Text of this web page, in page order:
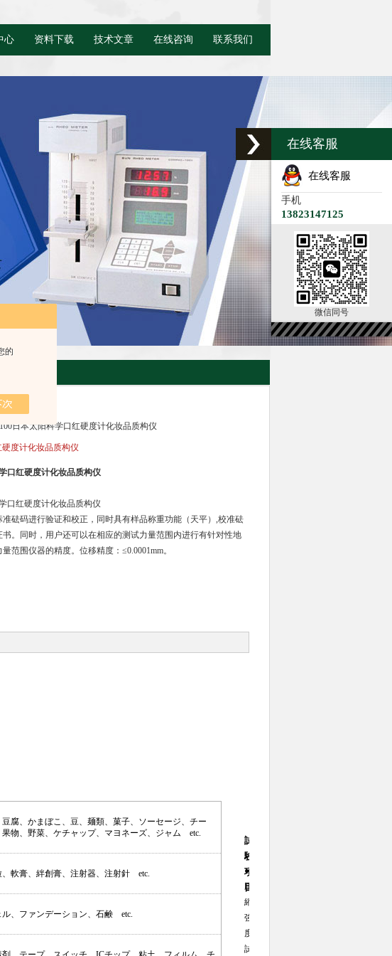
的
心 资料下载 技术文章 在线咨询 联系我们
日本太阳科学口红硬度计化妆品质构仪
度计化妆品质构仪
口红硬度计化妆品质构仪
口红硬度计化妆品质构仪
砝码进行验证和校正，同时具有样品称重功能（天平）,校准砝
。同时，用户还可以在相应的测试力量范围内进行有针对性地
范围仪器的精度。位移精度：≤0.0001mm。
腐、かまぼこ、豆、麺類、菓子、ソーセージ、チー
果物、野菜、ケチャップ、マヨネーズ、ジャム etc.
軟膏、絆創膏、注射器、注射針 etc.
ル、ファンデーション、石鹸 etc.
試
験
項
目
●
圧
縮
強
度
試
在线客服
在线客服
手机
13823147125
微信同号